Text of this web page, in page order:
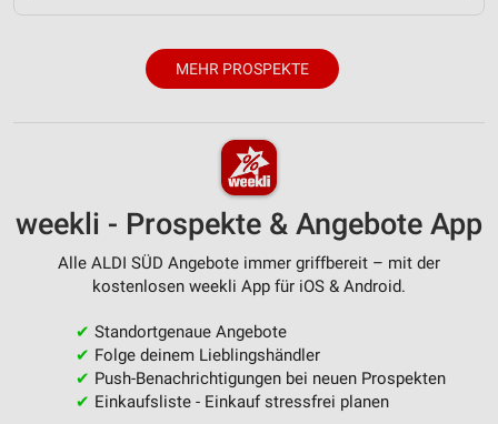
MEHR PROSPEKTE
weekli - Prospekte & Angebote App
Alle ALDI SÜD Angebote immer griffbereit – mit der
kostenlosen weekli App für iOS & Android.
✔ Standortgenaue Angebote
✔ Folge deinem Lieblingshändler
✔ Push-Benachrichtigungen bei neuen Prospekten
✔ Einkaufsliste - Einkauf stressfrei planen